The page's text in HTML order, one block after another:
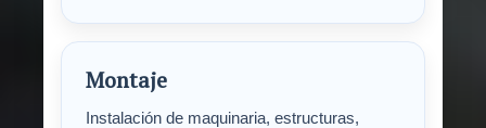
Montaje
Instalación de maquinaria, estructuras,